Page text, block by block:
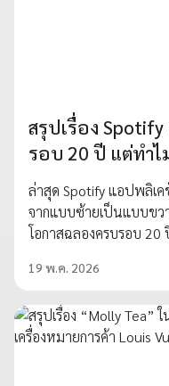
สรุปเรื่อง
รอบ 20 ปี แต่ทำไ
ล่าสุด Spotify แอปพลิเค
จากแบบซ้ายเป็นแบบข
โอกาสฉลองครบรอบ
19 พ.ค. 2026